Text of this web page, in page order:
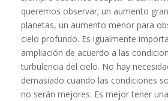
queremos observar; un aumento
planetas, un aumento menor para
cielo profundo. Es igualmente
ampliación de acuerdo a las
turbulencia del cielo. No hay
demasiado cuando las condiciones
no serán mejores. Es mejor tener